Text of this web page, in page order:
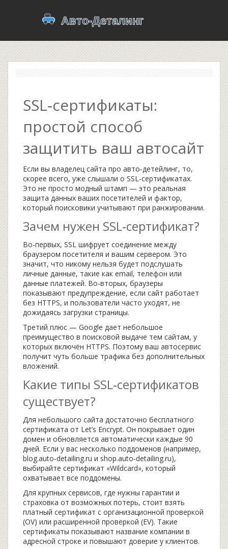
SSL‑сертификаты:
простой способ
защитить ваш автосайт
Если вы владелец сайта про авто‑детейлинг, то,
скорее всего, уже слышали о SSL‑сертификатах.
Это не просто модный штамп — это реальная
защита данных ваших посетителей и фактор,
который поисковики учитывают при ранжировании.
Зачем нужен SSL‑сертификат?
Во-первых, SSL шифрует соединение между
браузером посетителя и вашим сервером. Это
значит, что никому нельзя будет подслушать
личные данные, такие как email, телефон или
данные платежей. Во‑вторых, браузеры
показывают предупреждение, если сайт работает
без HTTPS, и пользователи часто уходят, не
дожидаясь загрузки страницы.
Третий плюс — Google дает небольшое
преимущество в поисковой выдаче тем сайтам, у
которых включён HTTPS. Поэтому ваш автосервис
получит чуть больше трафика без дополнительных
вложений.
Какие типы SSL‑сертификатов
существует?
Для небольшого сайта достаточно бесплатного
сертификата от Let’s Encrypt. Он покрывает один
домен и обновляется автоматически каждые 90
дней. Если у вас несколько поддоменов (например,
blog.auto‑detailing.ru и shop.auto‑detailing.ru),
выбирайте сертификат «Wildcard», который
охватывает все поддомены.
Для крупных сервисов, где нужны гарантии и
страховка от возможных потерь, стоит взять
платный сертификат с организационной проверкой
(OV) или расширенной проверкой (EV). Такие
сертификаты показывают название компании в
адресной строке и повышают доверие у клиентов.